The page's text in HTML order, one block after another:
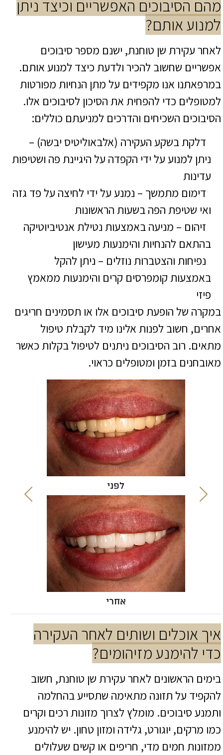
מהם הסיבוכים האפשריים וכיצד ניתן
למנוע אותם?
לאחר עקירת שן טוחנת, ישנם מספר סיבוכים
אפשריים שחשוב להכיר ולדעת כיצד למנוע אותם.
במרפאתנו אנו מקפידים על מתן הנחיות מפורטות
למטופלים כדי להפחית את הסיכון לסיבוכים אלו.
הסיבוכים השכיחים והדרכים למניעתם כוללים:
דלקת בשקע העקירה (אלבאוליטיס יבשה) –
ניתן למנוע על ידי הקפדה על היגיינת פה ושטיפות
עדינות
דימום מתמשך – נמנע על ידי לחיצה על פד גזה
ואי שטיפת הפה בשעות הראשונות
זיהום – מניעה באמצעות נטילת אנטיביוטיקה
בהתאם להנחיות והימנעות מעישון
נפיחות והצטברות נוזלים – ניתן להקל
באמצעות קומפרסים קרים והימנעות ממאמץ
פיזי
במקרה של הופעת סיבוכים אלו או תסמינים חריגים
אחרים, חשוב לפנות אלינו מיד לקבלת טיפול
מתאים. רוב הסיבוכים ניתנים לטיפול בקלות כאשר
מאובחנים בזמן ומטופלים כראוי.
לפני
אחרי
איך אוכלים ושותים לאחר העקירה
כדי להימנע מזיהומים?
בימים הראשונים לאחר עקירת שן טוחנת, חשוב
להקפיד על תזונה מתאימה שתסייע בהחלמה
ותמנע סיבוכים. מומלץ לצרוך מזונות רכים וקרים
כמו מרקים, יוגורט, גלידה ומזון טחון. יש להימנע
ממזונות חמים מדי, חריפים או קשים שעלולים